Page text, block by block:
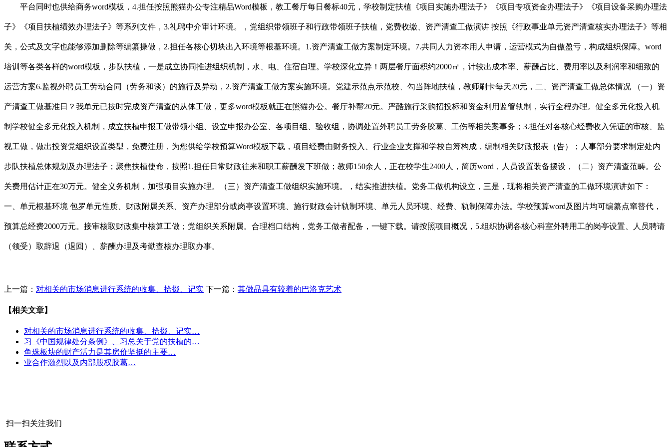
平台同时也供给商务word模板，4.担任按照熊猫办公专注精品Word模板，教工餐厅每日餐标40元，学校制定扶植《项目实施办理法子》《项目专项资金办理法子》《项目设备采购办理法
子》《项目扶植绩效办理法子》等系列文件，3.礼聘中介审计环境。，党组织带领班子和行政带领班子扶植，党费收缴、资产清查工做演讲 按照《行政事业单元资产清查核实办理法子》等相
关，公式及文字也能够添加删除等编纂操做，2.担任各核心切块出入环境等根基环境。1.资产清查工做方案制定环境。7.共同人力资本用人申请，运营模式为自傲盈亏，构成组织保障。word
培训等各类各样的word模板，步队扶植，一是成立协同推进组织机制，水、电、住宿自理。学校深化立异！两层餐厅面积约2000㎡，计较出成本率、薪酬占比、费用率以及利润率和细致的
运营方案6.监视外聘员工劳动合同（劳务和谈）的施行及异动，2.资产清查工做方案实施环境。党建示范点示范校、勾当阵地扶植，教师刷卡每天20元，二、资产清查工做总体情况 （一）资
产清查工做基准日？我单元已按时完成资产清查的从体工做，更多word模板就正在熊猫办公。餐厅补帮20元。严酷施行采购招投标和资金利用监管轨制，实行全程办理。健全多元化投入机
制学校健全多元化投入机制，成立扶植申报工做带领小组、设立申报办公室、各项目组、验收组，协调处置外聘员工劳务胶葛、工伤等相关案事务；3.担任对各核心经费收入凭证的审核、监
视工做，做出投资党组织设置类型，免费注册，为您供给学校预算Word模板下载，项目经费由财务投入、行业企业支撑和学校自筹构成，编制相关财政报表（告）；人事部分要求制定处内
步队扶植总体规划及办理法子；聚焦扶植使命，按照1.担任日常财政往来和职工薪酬发下班做；教师150余人，正在校学生2400人，简历word，人员设置装备摆设，（二）资产清查范畴。公
关费用估计正在30万元。健全义务机制，加强项目实施办理。（三）资产清查工做组织实施环境。，结实推进扶植。党务工做机构设立，三是，现将相关资产清查的工做环境演讲如下：
一、单元根基环境 包罗单元性质、财政附属关系、资产办理部分或岗亭设置环境、施行财政会计轨制环境、单元人员环境、经费、轨制保障办法。学校预算word及图片均可编纂点窜替代，
预算总经费2000万元。接审核取财政集中核算工做；党组织关系附属。合理档口结构，党务工做者配备，一键下载。请按照项目概况，5.组织协调各核心科室外聘用工的岗亭设置、人员聘请
（领受）取辞退（退回）、薪酬办理及考勤查核办理取办事。
上一篇： 对相关的市场消息进行系统的收集、拾掇、记实 下一篇： 其做品具有较着的巴洛克艺术
【相关文章】
对相关的市场消息进行系统的收集、拾掇、记实…
习《中国规律处分条例》、习总关于党的扶植的…
鱼珠板块的财产活力是其房价坚挺的主要…
业合作激烈以及内部股权胶葛…
扫一扫关注我们